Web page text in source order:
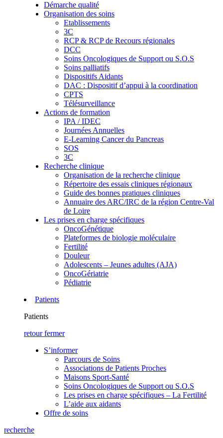
Démarche qualité
Organisation des soins
Etablissements
3C
RCP & RCP de Recours régionales
DCC
Soins Oncologiques de Support ou S.O.S
Soins palliatifs
Dispositifs Aidants
DAC : Dispositif d’appui à la coordination
CPTS
Télésurveillance
Actions de formation
IPA / IDEC
Journées Annuelles
E-Learning Cancer du Pancreas
SOS
3C
Recherche clinique
Organisation de la recherche clinique
Répertoire des essais cliniques régionaux
Guide des bonnes pratiques cliniques
Annuaire des ARC/IRC de la région Centre-Val
de Loire
Les prises en charge spécifiques
OncoGénétique
Plateformes de biologie moléculaire
Fertilité
Douleur
Adolescents – Jeunes adultes (AJA)
OncoGériatrie
Pédiatrie
Patients
Patients
retour fermer
S’informer
Parcours de Soins
Associations de Patients Proches
Maisons Sport-Santé
Soins Oncologiques de Support ou S.O.S
Les prises en charge spécifiques – La Fertilité
L’aide aux aidants
Offre de soins
recherche